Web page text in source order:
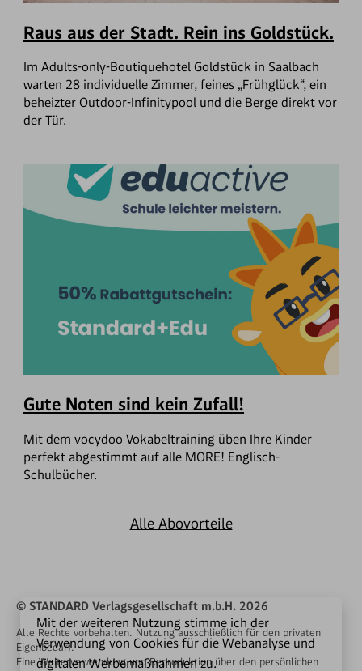
Mit der weiteren Nutzung stimme ich der
Verwendung von Cookies für die Webanalyse und
digitalen Werbemaßnahmen zu.
Raus aus der Stadt. Rein ins Goldstück.
Im Adults-only-Boutiquehotel Goldstück in Saalbach
warten 28 individuelle Zimmer, feines „Frühglück“, ein
beheizter Outdoor-Infinitypool und die Berge direkt vor
der Tür.
Gute Noten sind kein Zufall!
Mit dem vocydoo Vokabeltraining üben Ihre Kinder
perfekt abgestimmt auf alle MORE! Englisch-
Schulbücher.
Alle Abovorteile
© STANDARD Verlagsgesellschaft m.b.H. 2026
Alle Rechte vorbehalten. Nutzung ausschließlich für den privaten
Eigenbedarf.
Eine Weiterverwendung und Reproduktion über den persönlichen